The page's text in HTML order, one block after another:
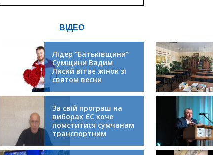
ВІДЕО
Лідер “Батьківщини”
Сумщини Вадим
Лисий вітає жінок зі
святом весни
За свій програш на
виборах ЄС хоче
помститися сумчанам
транспортним
колапсом